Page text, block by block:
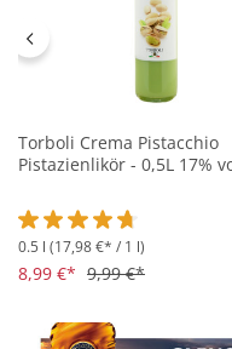
Torboli Crema Pistacchio
Pistazienlikör - 0,5L 17%
Durchschnittliche
0.5 l (17,98 €* / 1 l)
8,99 €* 9,99 €*